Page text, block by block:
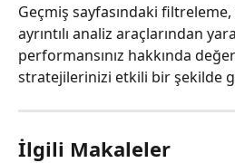
Geçmiş sayfasındaki
ayrıntılı analiz araçlarından
performansınız hakkında
stratejilerinizi etkili bir şekilde
İlgili Makaleler